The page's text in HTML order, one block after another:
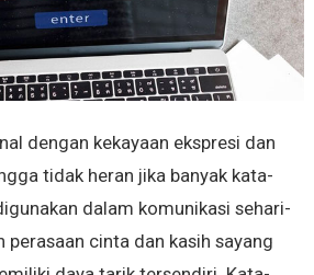
dengan kekayaan ekspresi dan
tidak heran jika banyak kata-
dalam komunikasi sehari-
perasaan cinta dan kasih sayang